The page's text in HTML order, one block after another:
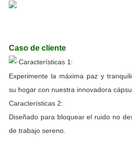
Caso de cliente
Características 1:
Experimente la máxima paz y
su hogar con nuestra innovadora
Características 2:
Diseñado para bloquear el ruido no
de trabajo sereno.